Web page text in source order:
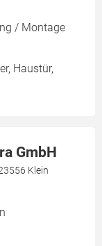
/ Montage
Haustür,
GmbH
Klein